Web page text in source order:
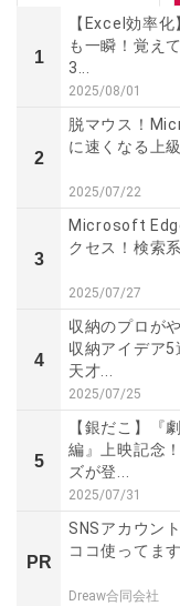
1
【Excel効率
も一瞬！覚え
3...
2025/08/01
2
脱マウス！
に速くなる上
2025/07/22
3
Microsoft
クセス！検索
2025/07/27
4
収納のプロが
収納アイデア5
天才...
2025/07/25
5
【銀だこ】『
編』上映記念
ズが登...
2025/07/31
PR
SNSアカウン
ココ使ってます
Dreaw合同会社